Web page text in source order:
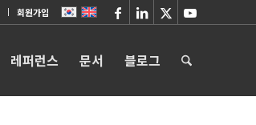
회원가입
레퍼런스 문서 블로그